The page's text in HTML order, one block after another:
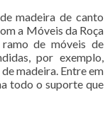
madeira de canto
a Móveis da Roça
de móveis de
por exemplo,
madeira. Entre em
todo o suporte que